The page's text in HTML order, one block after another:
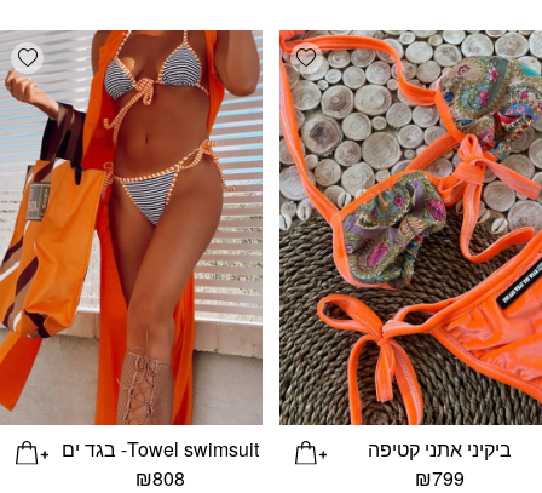
Add wishlist
ביקיני אתני קטיפה
₪799
Towel swimsuit- בגד ים
₪808